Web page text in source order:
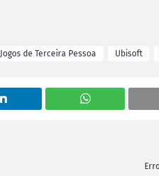
Jogos de Terceira Pessoa Ubisoft